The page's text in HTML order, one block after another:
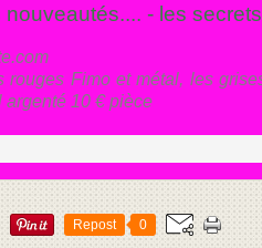
- les
rouges Fimo et métal, les
argenté 10 € pièce
Repost 0